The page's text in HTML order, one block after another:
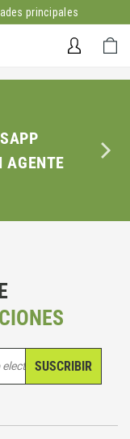
principales
sesión
Carrito
AGENTE
electrónicoSUSCRIBIR